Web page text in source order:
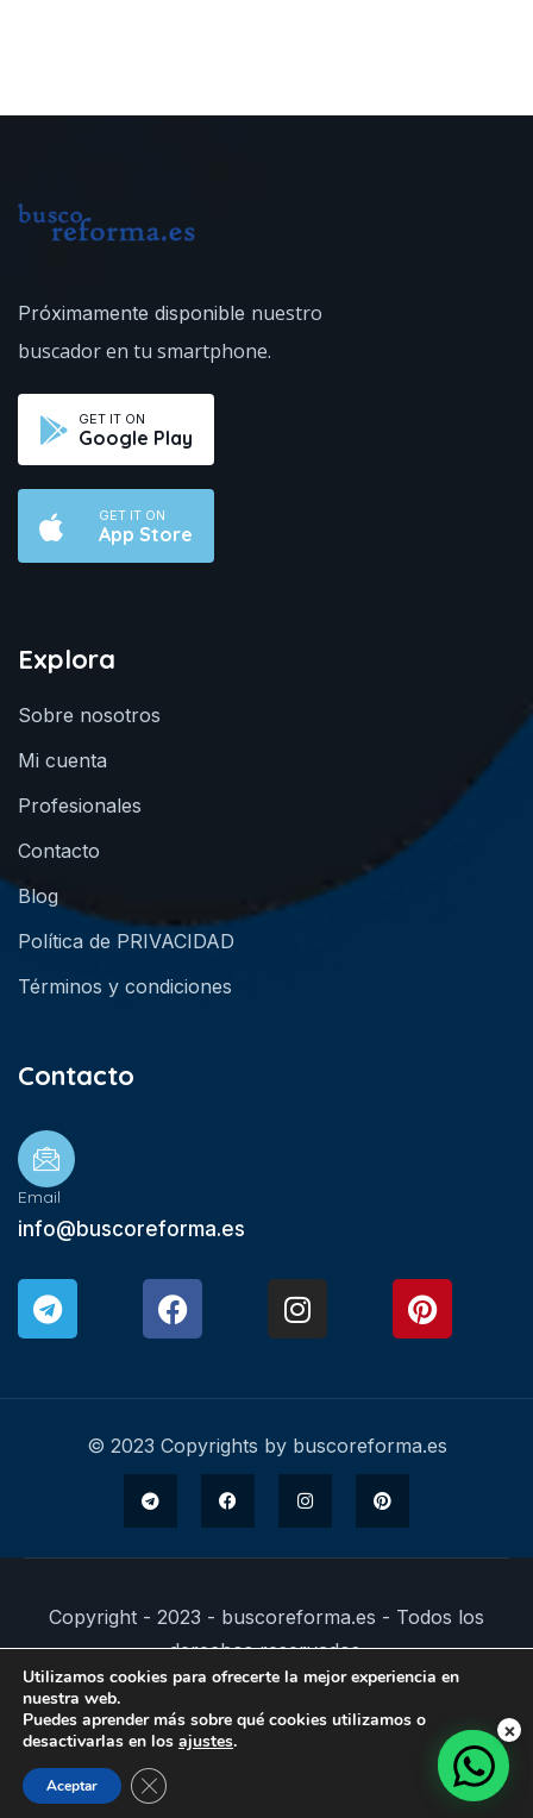
×
Próximamente disponible nuestro
buscador en tu smartphone.
GET IT ON
Google Play
GET IT ON
App Store
Explora
Sobre nosotros
Mi cuenta
Profesionales
Contacto
Blog
Política de PRIVACIDAD
Términos y condiciones
Contacto
Email
info@buscoreforma.es
© 2023 Copyrights by buscoreforma.es
Copyright - 2023 - buscoreforma.es - Todos los
derechos reservados.
Utilizamos cookies para ofrecerte la mejor experiencia en
nuestra web.
Puedes aprender más sobre qué cookies utilizamos o
desactivarlas en los ajustes.
Aceptar Cerrar el banner de cookies RGPD